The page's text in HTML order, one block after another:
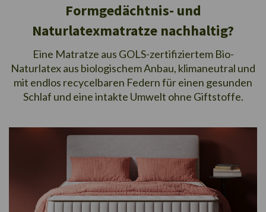
Formgedächtnis- und
Naturlatexmatratze nachhaltig?
Eine Matratze aus GOLS-zertifiziertem Bio-
Naturlatex aus biologischem Anbau, klimaneutral und
mit endlos recycelbaren Federn für einen gesunden
Schlaf und eine intakte Umwelt ohne Giftstoffe.